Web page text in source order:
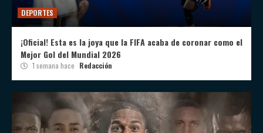
DEPORTES
¡Oficial! Esta es la joya que la FIFA acaba de coronar como el
Mejor Gol del Mundial 2026
1 semana hace Redacción